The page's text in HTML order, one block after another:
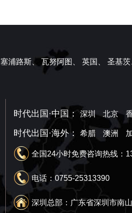
塞浦路斯、 瓦努阿图、 英国、 圣基茨
时代出国·中国：深圳 北京
时代出国·海外：希腊 澳洲
全国24小时免费咨询热线：
电话：0755-25313390
深圳总部：广东省深圳市南